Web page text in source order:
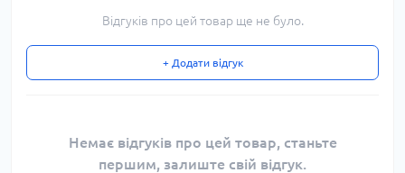
Відгуків про цей товар ще не було.
+ Додати відгук
Немає відгуків про цей товар, станьте
першим, залиште свій відгук.